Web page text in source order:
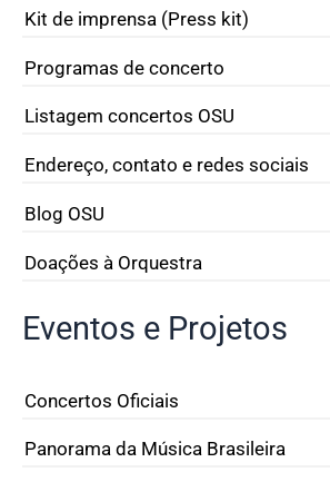
Kit de imprensa (Press kit)
Programas de concerto
Listagem concertos OSU
Endereço, contato e redes sociais
Blog OSU
Doações à Orquestra
Eventos e Projetos
Concertos Oficiais
Panorama da Música Brasileira